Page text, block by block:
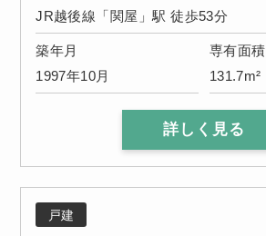
JR越後線「関屋」駅 徒歩53分
築年月
1997年10月
専有面積
131.7m²
詳しく見る
戸建